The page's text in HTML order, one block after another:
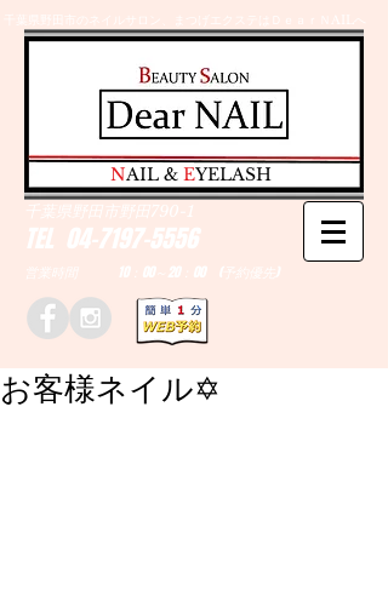
千葉県野田市のネイルサロン、まつげエクステはＤｅａｒＮAILへ
TEL 04-7197-5556
営業時間 10：00～20：00 (予約優先)
千葉県野田市野田790-1
​NAIL & EYELASH
お客様ネイル✡